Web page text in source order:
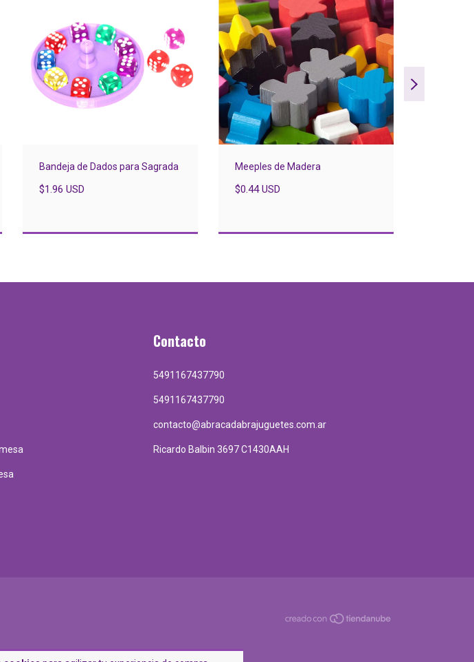
Bandeja de Dados para Sagrada
$1.96 USD
Meeples de Madera
$0.44 USD
Contacto
5491167437790
5491167437790
contacto@abracadabrajuguetes.com.ar
Ricardo Balbin 3697 C1430AAH